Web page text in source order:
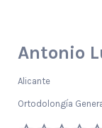
Antonio
Alicante
Ortodolongía